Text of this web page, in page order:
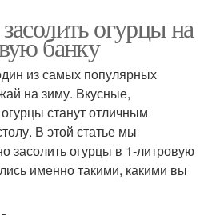
огурцы на
банку
из самых популярных
на зиму. Вкусные,
станут отличным
В этой статье мы
засолить огурцы в 1-литровую
именно такими, какими вы